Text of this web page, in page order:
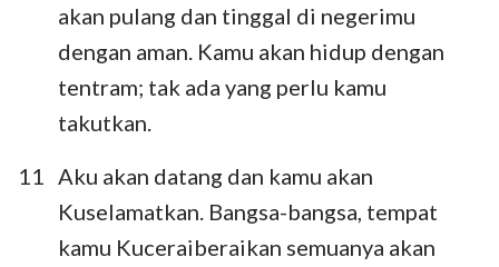
akan pulang dan tinggal di negerimu
dengan aman. Kamu akan hidup dengan
tentram; tak ada yang perlu kamu
takutkan.
11
Aku akan datang dan kamu akan
Kuselamatkan. Bangsa-bangsa, tempat
kamu Kuceraiberaikan semuanya akan